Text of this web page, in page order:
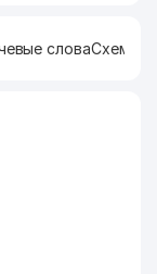
словаСхема